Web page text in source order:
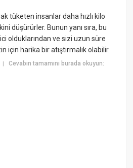
tüketen insanlar daha hızlı kilo
düşürürler. Bunun yanı sıra, bu
olduklarından ve sizi uzun süre
için harika bir atıştırmalık olabilir.
|Cevabın tamamını burada okuyun: